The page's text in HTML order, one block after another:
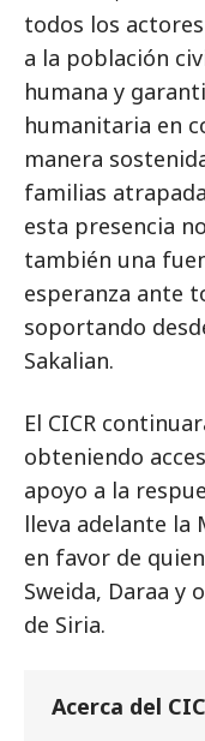
todos los
a la población
humana y
humanitaria en
manera
familias
esta presencia
también una
esperanza ante
soportando
Sakalian.
El CICR
obteniendo
apoyo a la
lleva adelante la
en favor de
Sweida, Daraa y
de Siria.
Acerca del